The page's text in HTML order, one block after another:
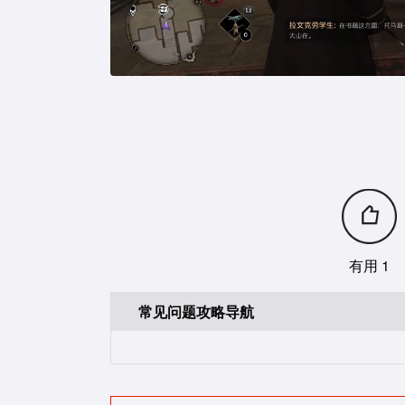
有用 1
常见问题攻略导航